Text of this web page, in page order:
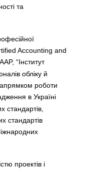
та
Accounting and
“Інститут
обліку й
роботи
в Україні
стандартів,
стандартів
проектів і